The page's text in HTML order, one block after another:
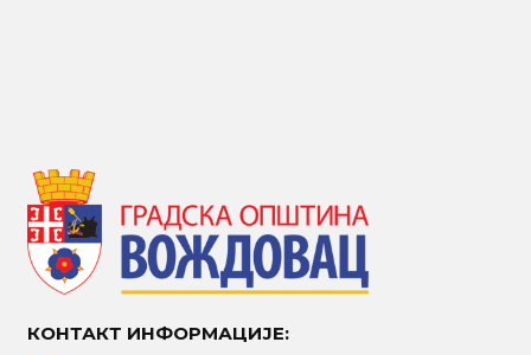
КОНТАКТ ИНФОРМАЦИЈЕ: